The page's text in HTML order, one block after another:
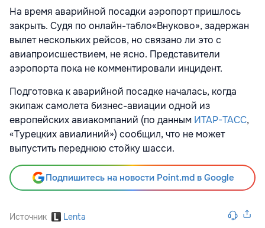
На время аварийной посадки аэропорт пришлось
закрыть. Судя по онлайн-табло«Внуково», задержан
вылет нескольких рейсов, но связано ли это с
авиапроисшествием, не ясно. Представители
аэропорта пока не комментировали инцидент.
Подготовка к аварийной посадке началась, когда
экипаж самолета бизнес-авиации одной из
европейских авиакомпаний (по данным ИТАР-ТАСС,
«Турецких авиалиний») сообщил, что не может
выпустить переднюю стойку шасси.
Подпишитесь на новости Point.md в Google
Источник Lenta